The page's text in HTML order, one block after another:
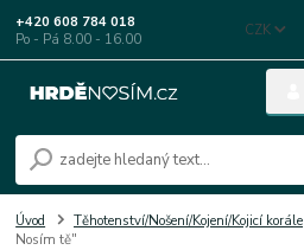
CZK
+420 608 784 018
Po - Pá 8.00 - 16.00
Úvod Těhotenství/Nošení/Kojení/Kojicí korále
Nosím tě"